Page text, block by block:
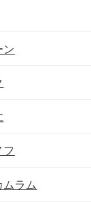
ン
フ
ムラム